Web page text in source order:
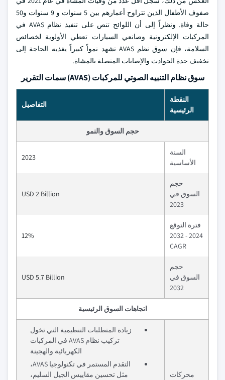
صفوف الأطفال الذين تتراوح أعمارهم بين 5 سنوات و 9 سنوات و50
حالة وفاة. ونظراً إلى أن اللوائح تنص على تنفيذ نظام AVAS في
المركبات الإلكترونية وصانعي السيارات تعطي الأولوية لخصائص
السلامة، فإن سوق نظم AVAS تشهد نمواً كبيراً يغذيه الحاجة إلى
تخفيف حدة الحوادث والإصابات المتصلة بالمشاة.
سوق نظام التنبيه الصوتي للمركبات (AVAS) سمات التقرير
النقطة
الرئيسية
التفاصيل
حجم السوق والنمو
السنة
الأساسية
2023
حجم
السوق في
2023
USD 2 Billion
فترة التوقع
2024 - 2032
CAGR
12%
حجم
السوق في
2032
USD 5.7 Billion
اتجاهات السوق الرئيسية
محركات
زيادة المتطلبات التنظيمية التي تخول
تركيب نظام AVAS في المركبات
الكهربائية والهجينة
التقدم المستمر في تكنولوجيا AVAS،
مثل تحسين مقاييس الجيل السليم،